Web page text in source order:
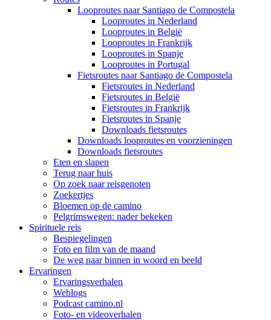
Looproutes naar Santiago de Compostela
Looproutes in Nederland
Looproutes in België
Looproutes in Frankrijk
Looproutes in Spanje
Looproutes in Portugal
Fietsroutes naar Santiago de Compostela
Fietsroutes in Nederland
Fietsroutes in België
Fietsroutes in Frankrijk
Fietsroutes in Spanje
Downloads fietsroutes
Downloads looproutes en voorzieningen
Downloads fietsroutes
Eten en slapen
Terug naar huis
Op zoek naar reisgenoten
Zoekertjes
Bloemen op de camino
Pelgrimswegen: nader bekeken
Spirituele reis
Bespiegelingen
Foto en film van de maand
De weg naar binnen in woord en beeld
Ervaringen
Ervaringsverhalen
Weblogs
Podcast camino.nl
Foto- en videoverhalen